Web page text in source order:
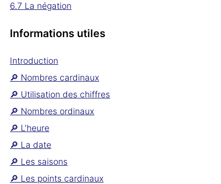
6.7 La négation
Informations utiles
Introduction
🔎 Nombres cardinaux
🔎 Utilisation des chiffres
🔎 Nombres ordinaux
🔎 L'heure
🔎 La date
🔎 Les saisons
🔎 Les points cardinaux